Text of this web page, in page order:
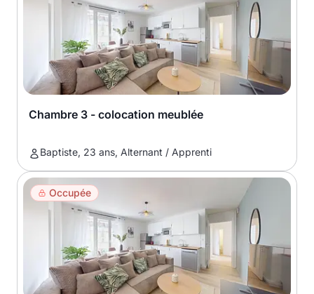
Chambre 3 - colocation meublée
Baptiste, 23 ans, Alternant / Apprenti
Occupée